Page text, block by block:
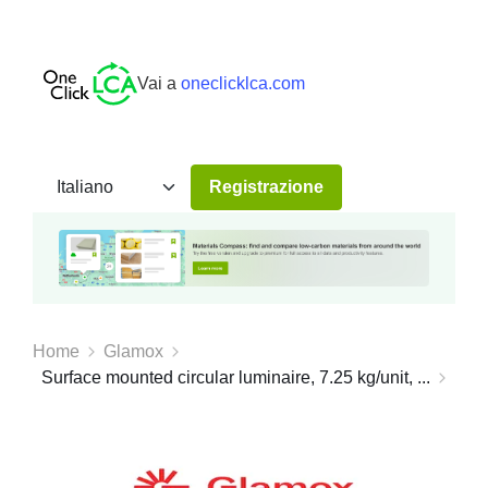
Vai a oneclicklca.com
Registrazione
Home
Glamox
Surface mounted circular luminaire, 7.25 kg/unit, ...